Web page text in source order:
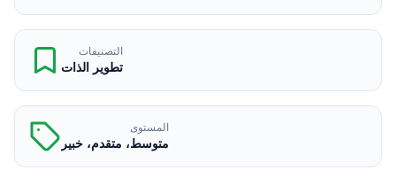
التصنيفات
تطوير الذات
المستوى
متوسط، متقدم، خبير